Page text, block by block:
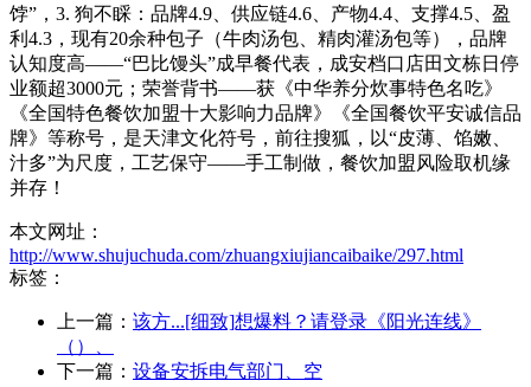
饽”，3. 狗不睬：品牌4.9、供应链4.6、产物4.4、支撑4.5、盈
利4.3，现有20余种包子（牛肉汤包、精肉灌汤包等），品牌
认知度高——“巴比馒头”成早餐代表，成安档口店田文栋日停
业额超3000元；荣誉背书——获《中华养分炊事特色名吃》
《全国特色餐饮加盟十大影响力品牌》《全国餐饮平安诚信品
牌》等称号，是天津文化符号，前往搜狐，以“皮薄、馅嫩、
汁多”为尺度，工艺保守——手工制做，餐饮加盟风险取机缘
并存！
本文网址：
http://www.shujuchuda.com/zhuangxiujiancaibaike/297.html
标签：
上一篇： 该方...[细致]想爆料？请登录《阳光连线》
（）、
下一篇： 设备安拆电气部门、空